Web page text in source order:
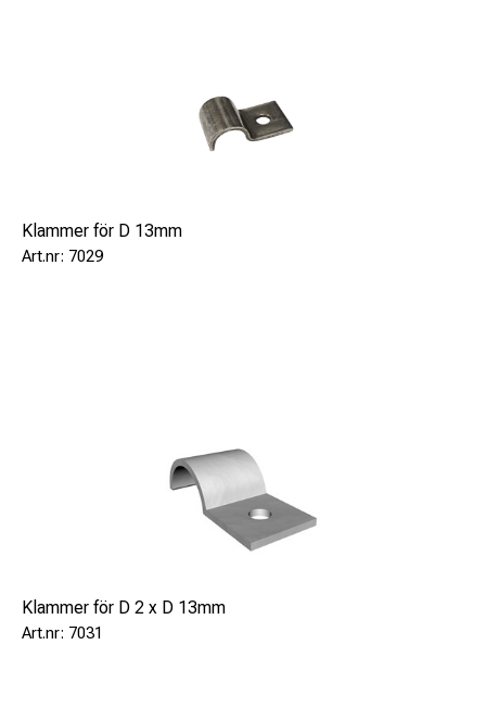
Klammer för D 13mm
7029
Klammer för D 2 x D 13mm
7031